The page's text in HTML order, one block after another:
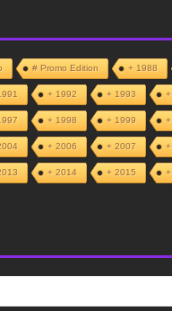
# Promo Edition + 1988
+ 1992 + 1993
+ 1998 + 1999
+ 2006 + 2007
+ 2014 + 2015